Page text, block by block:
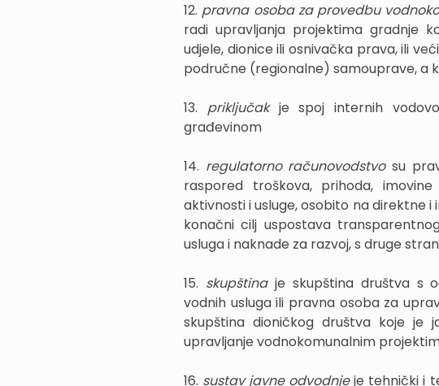
12. pravna osoba za provedbu
radi upravljanja projektima gradnje
udjele, dionice ili osnivačka prava, ili
područne (regionalne) samouprave, a
13. priključak je spoj internih
građevinom
14. regulatorno računovodstvosu
raspored troškova, prihoda,
aktivnosti i usluge, osobito na direktne
konačni cilj uspostava
usluga i naknade za razvoj, s druge
15. skupština je skupština društva s
vodnih usluga ili pravna osoba za
skupština dioničkog društva koje je
upravljanje vodnokomunalnim
16. sustav javne odvodnjeje tehnički i